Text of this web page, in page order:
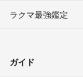
ラクマ最強鑑定
ガイド